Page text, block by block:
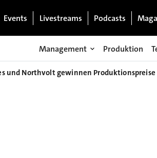
Events Livestreams Podcasts
Management Produktion
und Northvolt gewinnen Produktionspreise